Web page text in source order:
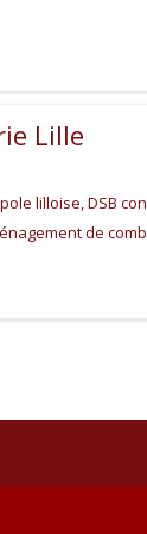
Lille
lilloise, DSB
de